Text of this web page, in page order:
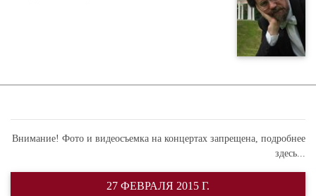
Внимание! Фото и видеосъемка на концертах запрещена, подробнее
здесь...
27 ФЕВРАЛЯ 2015 Г.